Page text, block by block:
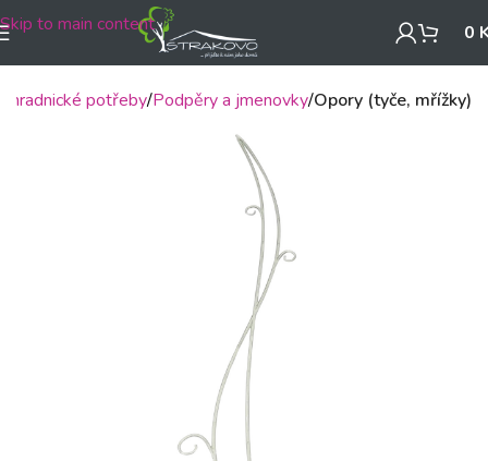
Skip to main content 0
potřeby Podpěry a jmenovky Opory (tyče, mřížky)